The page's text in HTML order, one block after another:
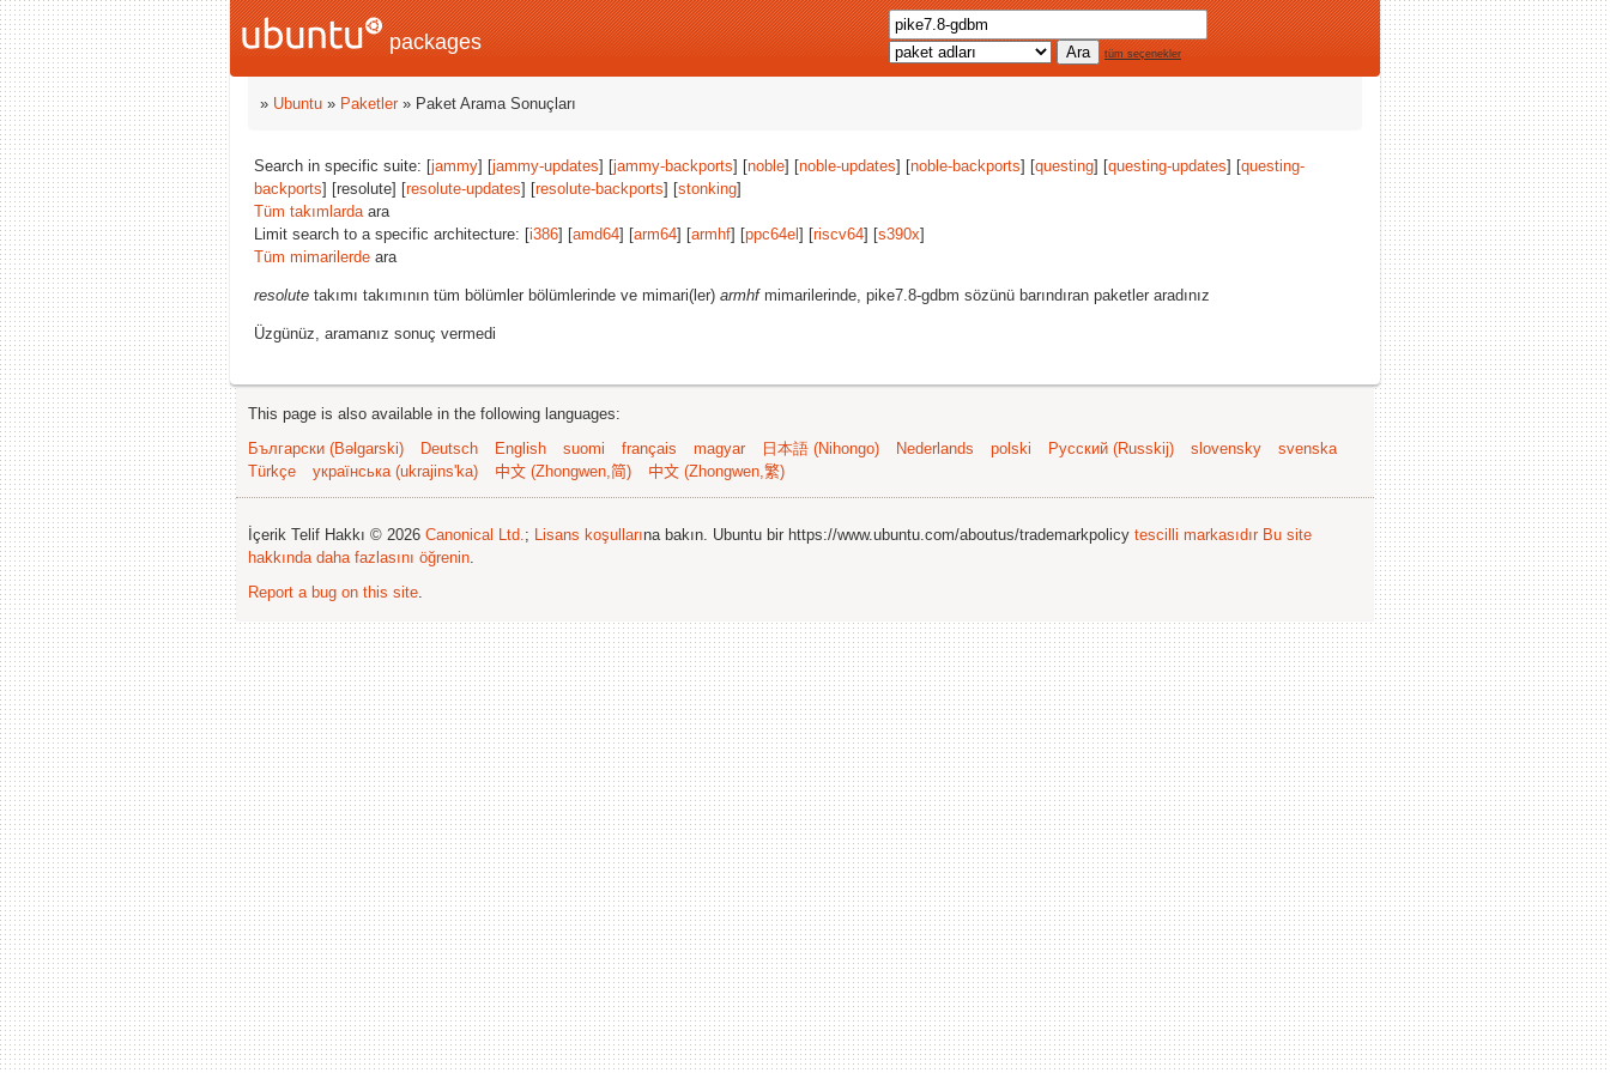
packages tüm seçenekler
» Ubuntu » Paketler» Paket Arama Sonuçları
Search in specific suite: [jammy] [jammy-updates] [jammy-backports] [noble] [noble-updates] [noble-backports] [questing] [questing-updates] [questing-
backports] [resolute] [resolute-updates] [resolute-backports] [stonking]
Tüm takımlardaara
Limit search to a specific architecture: [i386] [amd64] [arm64] [armhf] [ppc64el ] [riscv64] [s390x]
Tüm mimarilerde ara
resolute takımı takımının tüm bölümler bölümlerinde ve mimari(ler) armhfmimarilerinde, pike7.8-gdbm sözünü barındıran paketler aradınız
Üzgünüz, aramanız sonuç vermedi
This page is also available in the following languages:
Български (Bəlgarski)
Deutsch English suomi français magyar 日本語 (Nihongo) Nederlands polski Русский (Russkij) slovensky
svenska
Türkçe
українська (ukrajins'ka) 中文 (Zhongwen,简) 中文 (Zhongwen,繁)
İçerik Telif Hakkı © 2026 Canonical Ltd.; Lisans koşullarına bakın. Ubuntu bir https://www.ubuntu.com/aboutus/trademarkpolicy tescilli markasıdır Bu site
hakkında daha fazlasını öğrenin.
Report a bug on this site.